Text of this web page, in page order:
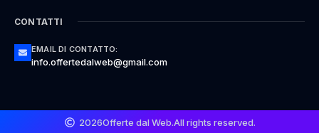
CONTATTI
EMAIL DI CONTATTO:
info.offertedalweb@gmail.com
2026Offerte dal Web.All rights reserved.